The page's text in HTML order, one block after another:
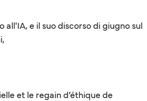
e il suo discorso di giugno sul
et le regain d’éthique de